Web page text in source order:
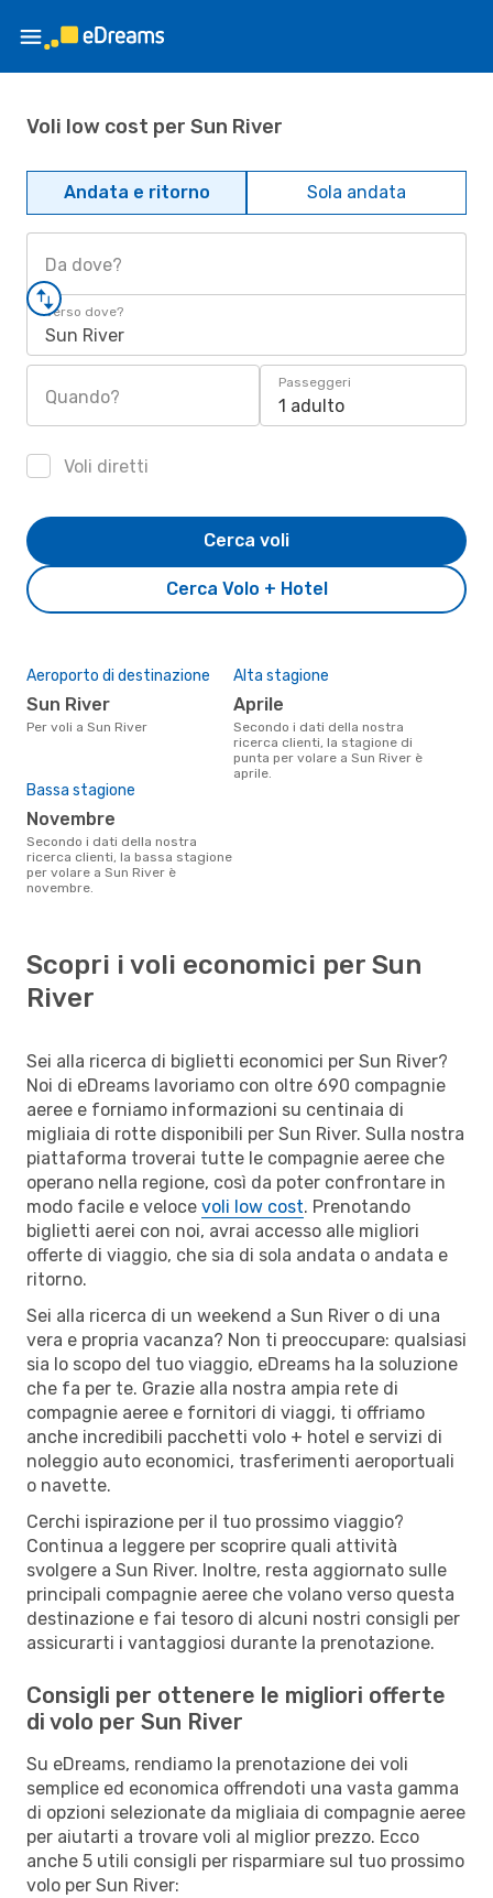
Voli low cost per Sun River
Andata e ritorno Sola andata
Da dove?
Verso dove?
Sun River
Quando?
Passeggeri
1 adulto
Voli diretti
Cerca Volo + Hotel
Cerca voli
Aeroporto di destinazione
Sun River
Per voli a Sun River
Alta stagione
aprile
Secondo i dati della nostra
ricerca clienti, la stagione di
punta per volare a Sun River è
aprile.
Bassa stagione
novembre
Secondo i dati della nostra
ricerca clienti, la bassa stagione
per volare a Sun River è
novembre.
Scopri i voli economici per Sun
River
Sei alla ricerca di biglietti economici per Sun River?
Noi di eDreams lavoriamo con oltre 690 compagnie
aeree e forniamo informazioni su centinaia di
migliaia di rotte disponibili per Sun River. Sulla nostra
piattaforma troverai tutte le compagnie aeree che
operano nella regione, così da poter confrontare in
modo facile e veloce voli low cost. Prenotando
biglietti aerei con noi, avrai accesso alle migliori
offerte di viaggio, che sia di sola andata o andata e
ritorno.
Sei alla ricerca di un weekend a Sun River o di una
vera e propria vacanza? Non ti preoccupare: qualsiasi
sia lo scopo del tuo viaggio, eDreams ha la soluzione
che fa per te. Grazie alla nostra ampia rete di
compagnie aeree e fornitori di viaggi, ti offriamo
anche incredibili pacchetti volo + hotel e servizi di
noleggio auto economici, trasferimenti aeroportuali
o navette.
Cerchi ispirazione per il tuo prossimo viaggio?
Continua a leggere per scoprire quali attività
svolgere a Sun River. Inoltre, resta aggiornato sulle
principali compagnie aeree che volano verso questa
destinazione e fai tesoro di alcuni nostri consigli per
assicurarti i vantaggiosi durante la prenotazione.
Consigli per ottenere le migliori offerte
di volo per Sun River
Su eDreams, rendiamo la prenotazione dei voli
semplice ed economica offrendoti una vasta gamma
di opzioni selezionate da migliaia di compagnie aeree
per aiutarti a trovare voli al miglior prezzo. Ecco
anche 5 utili consigli per risparmiare sul tuo prossimo
volo per Sun River: